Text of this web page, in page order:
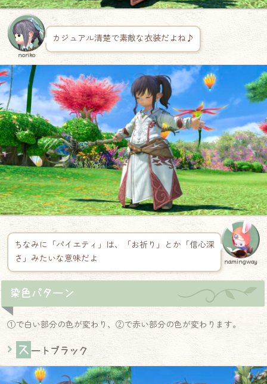
noriko
カジュアル清楚で素敵な衣装だよね♪
ちなみに「パイエティ」は、「お祈り」とか「信心深
さ」みたいな意味だよ
namingway
染色パターン
①で白い部分の色が変わり、②で赤い部分の色が変わります。
ス ートブラック